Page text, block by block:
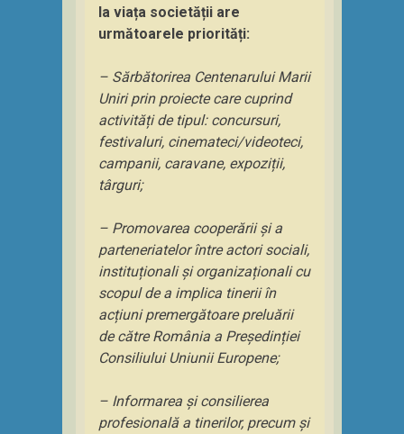
la viața societății are
următoarele priorități:
– Sărbătorirea Centenarului Marii
Uniri prin proiecte care cuprind
activități de tipul: concursuri,
festivaluri, cinemateci/videoteci,
campanii, caravane, expoziții,
târguri;
– Promovarea cooperării și a
parteneriatelor între actori sociali,
instituționali și organizaționali cu
scopul de a implica tinerii în
acțiuni premergătoare preluării
de către România a Președinției
Consiliului Uniunii Europene;
– Informarea și consilierea
profesională a tinerilor, precum și